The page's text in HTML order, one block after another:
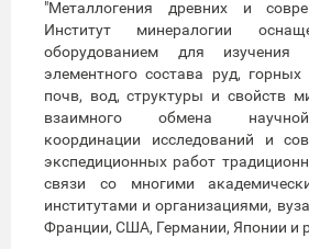
"Металлогения древних и
Институт минералогии
оборудованием для изучения
элементного состава руд,
почв, вод, структуры и свойств
взаимного обмена
координации исследований и
экспедиционных работ
связи со многими
институтами и организациями,
Франции, США, Германии, Японии и